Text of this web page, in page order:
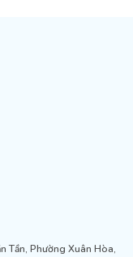
Tần, Phường Xuân Hòa,